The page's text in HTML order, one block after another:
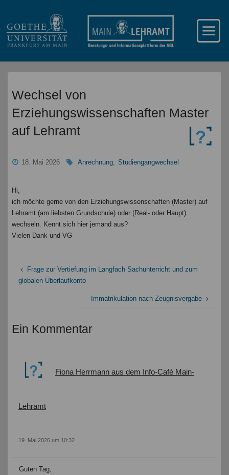
Wechsel von
Erziehungswissenschaften Master
auf Lehramt
18. Mai 2026 Anrechnung, Studiengangwechsel
Hi,
ich möchte gerne von den Erziehungswissenschaften (Master) auf
Lehramt (am liebsten Grundschule) oder (Real- oder Haupt)
wechseln. Kennt sich hier jemand aus?
Vielen Dank und VG
Frage zur Vertiefung im Langfach Sachunterricht und zum
globalen Überlaufkonto
Immatrikulation nach Zeugnisvergabe
Ein Kommentar
Fiona Herrmann aus dem Info-Café Main-
Lehramt
19. Mai 2026 um 10:32
Guten Tag,